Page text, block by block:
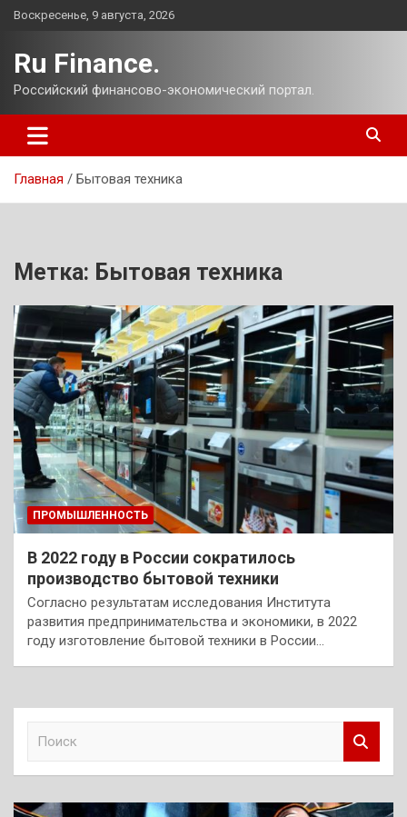
Перейти
Воскресенье, 9 августа, 2026
Ru Finance.
Российский финансово-экономический портал.
Главная Бытовая техника
Метка: Бытовая техника
ПРОМЫШЛЕННОСТЬ
В 2022 году в России сократилось
производство бытовой техники
Согласно результатам исследования Института
развития предпринимательства и экономики, в 2022
году изготовление бытовой техники в России…
к